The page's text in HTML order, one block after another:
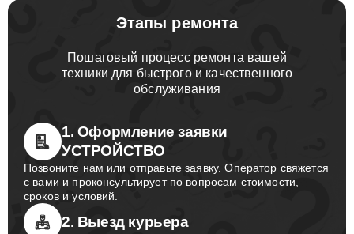
Этапы ремонта
Пошаговый процесс ремонта вашей
техники для быстрого и качественного
обслуживания
1. Оформление заявки
УСТРОЙСТВО
Позвоните нам или отправьте заявку. Оператор свяжется
с вами и проконсультирует по вопросам стоимости,
сроков и условий.
2. Выезд курьера